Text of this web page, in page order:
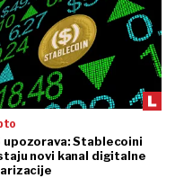
upozorava: Stablecoini
novi kanal digitalne